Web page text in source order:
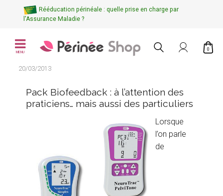
Rééducation périnéale : quelle prise en charge par
l'Assurance Maladie ?
MENU
0
20/03/2013
Pack Biofeedback : à l’attention des
praticiens… mais aussi des particuliers
Lorsque
l’on parle
de